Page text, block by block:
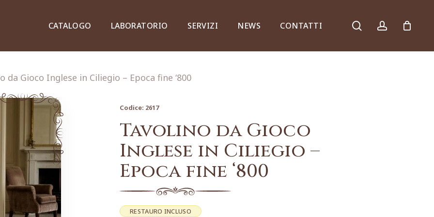
CATALOGO
Credenze, piattaie e vetrine Armadi, comò e ribalte
Lampade e lampadari Specchiere e consolle
Dipinti e stampe
LABORATORIO SERVIZI NEWS CONTATTI searchaccount
da Gioco Inglese in Ciliegio – Epoca fine ‘800
Codice: 2617
Tavolino da Gioco
Inglese in Ciliegio –
Epoca fine ‘800
RESTAURO INCLUSO